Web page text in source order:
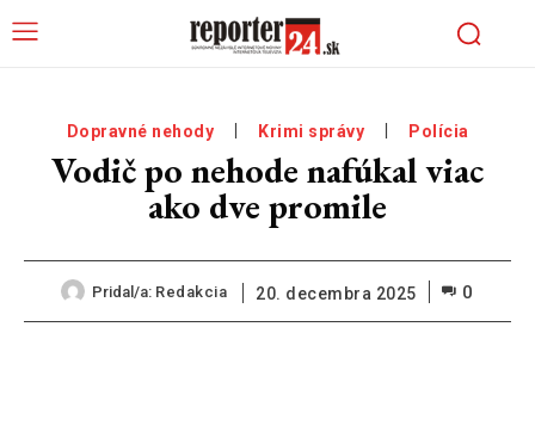
Dopravné nehody Krimi správy Polícia
Vodič po nehode nafúkal viac
ako dve promile
Pridal/a: Redakcia 20. decembra 2025 0